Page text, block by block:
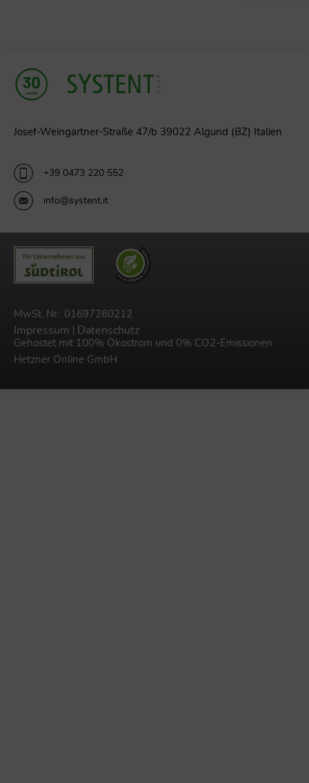
Josef-Weingartner-Straße 47/b 39022 Algund (BZ) Italien
+39 0473 220 552
info@systent.it
MwSt. Nr.: 01697260212
Impressum Datenschutz
Gehostet mit 100% Ökostrom und 0% CO2-Emissionen
Hetzner Online GmbH